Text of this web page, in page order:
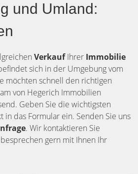
und Umland:
VerkaufIhrer Immobilie
sich in der Umgebung vom
möchten schnell den richtigen
von Hegerich Immobilien
Geben Sie die wichtigsten
in das Formular ein. Senden Sie uns
. Wir kontaktieren Sie
gern mit Ihnen Ihr